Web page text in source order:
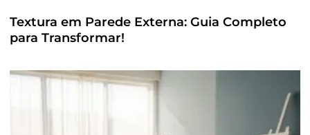
Textura em Parede Externa: Guia Completo
para Transformar!